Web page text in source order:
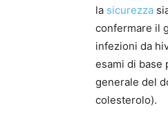
la sicurezza
confermare il
infezioni da
esami di base
generale del
colesterolo).